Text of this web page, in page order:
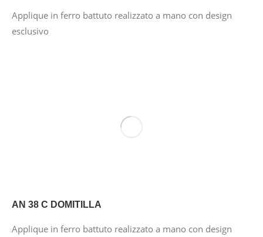
Applique in ferro battuto realizzato a mano con design
esclusivo
AN 38 C DOMITILLA
Applique in ferro battuto realizzato a mano con design